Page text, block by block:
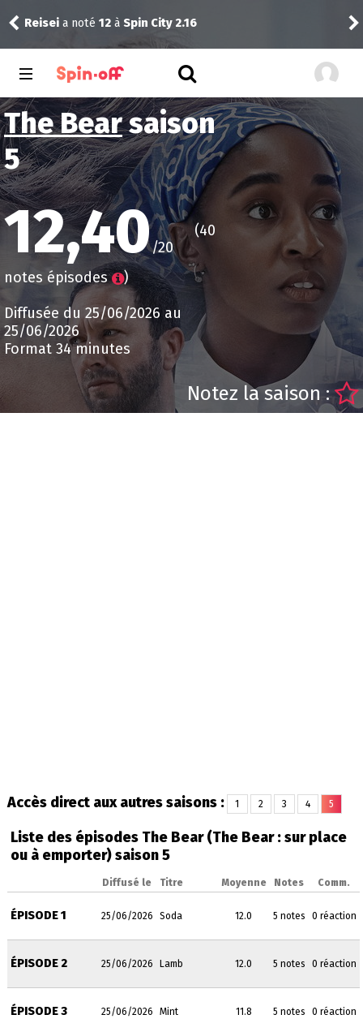
Reisei a noté 12 à Spin City 2.16
The Bearsaison
5
12,40/20
(40
notes épisodes
)
Diffusée du 25/06/2026 au
25/06/2026
Format 34 minutes
Notez la saison :
Accès direct aux autres saisons : 1 2 3 4 5
Liste des épisodes The Bear (The Bear : sur place
ou à emporter) saison 5
Diffusé le Titre Moyenne Notes Comm.
ÉPISODE 1 25/06/2026 Soda 12.0 5 notes 0 réaction
ÉPISODE 2 25/06/2026 Lamb 12.0 5 notes 0 réaction
ÉPISODE 3 25/06/2026 Mint 11.8 5 notes 0 réaction